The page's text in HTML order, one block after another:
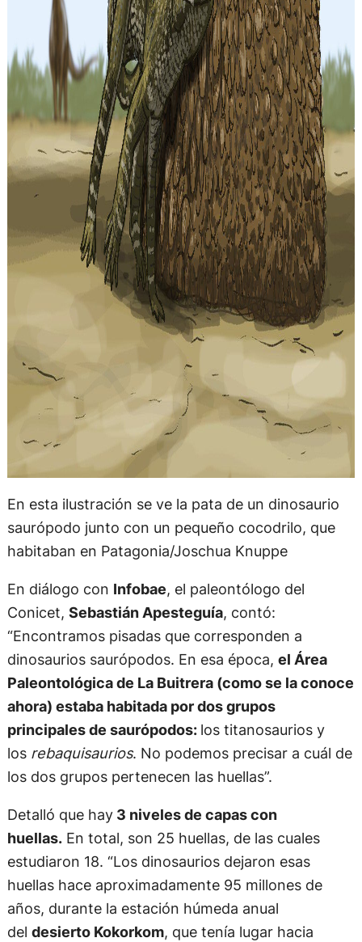
En esta ilustración se ve la pata de un dinosaurio
saurópodo junto con un pequeño cocodrilo, que
habitaban en Patagonia/Joschua Knuppe
En diálogo con Infobae, el paleontólogo del
Conicet, Sebastián Apesteguía, contó:
“Encontramos pisadas que corresponden a
dinosaurios saurópodos. En esa época, el Área
Paleontológica de La Buitrera (como se la conoce
ahora) estaba habitada por dos grupos
principales de saurópodos: los titanosaurios y
los rebaquisaurios. No podemos precisar a cuál de
los dos grupos pertenecen las huellas”.
Detalló que hay3 niveles de capas con
huellas.En total, son 25 huellas, de las cuales
estudiaron 18. “Los dinosaurios dejaron esas
huellas hace aproximadamente 95 millones de
años, durante la estación húmeda anual
del desierto Kokorkom, que tenía lugar hacia